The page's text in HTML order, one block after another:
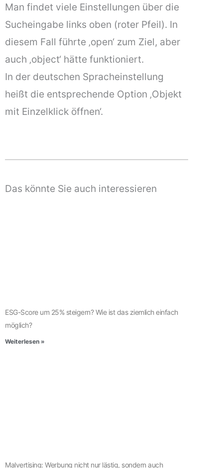
Man findet viele Einstellungen über die
Sucheingabe links oben (roter Pfeil). In
diesem Fall führte ‚open‘ zum Ziel, aber
auch ‚object‘ hätte funktioniert.
In der deutschen Spracheinstellung
heißt die entsprechende Option ‚Objekt
mit Einzelklick öffnen‘.
Das könnte Sie auch interessieren
ESG-Score um 25% steigern? Wie ist das ziemlich einfach
möglich?
Weiterlesen »
Malvertising: Werbung nicht nur lästig, sondern auch